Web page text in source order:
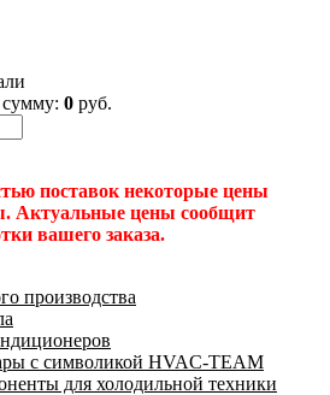
0 руб.
поставок некоторые цены
Актуальные цены сообщит
вашего заказа.
производства
с символикой HVAC-TEAM
для холодильной техники